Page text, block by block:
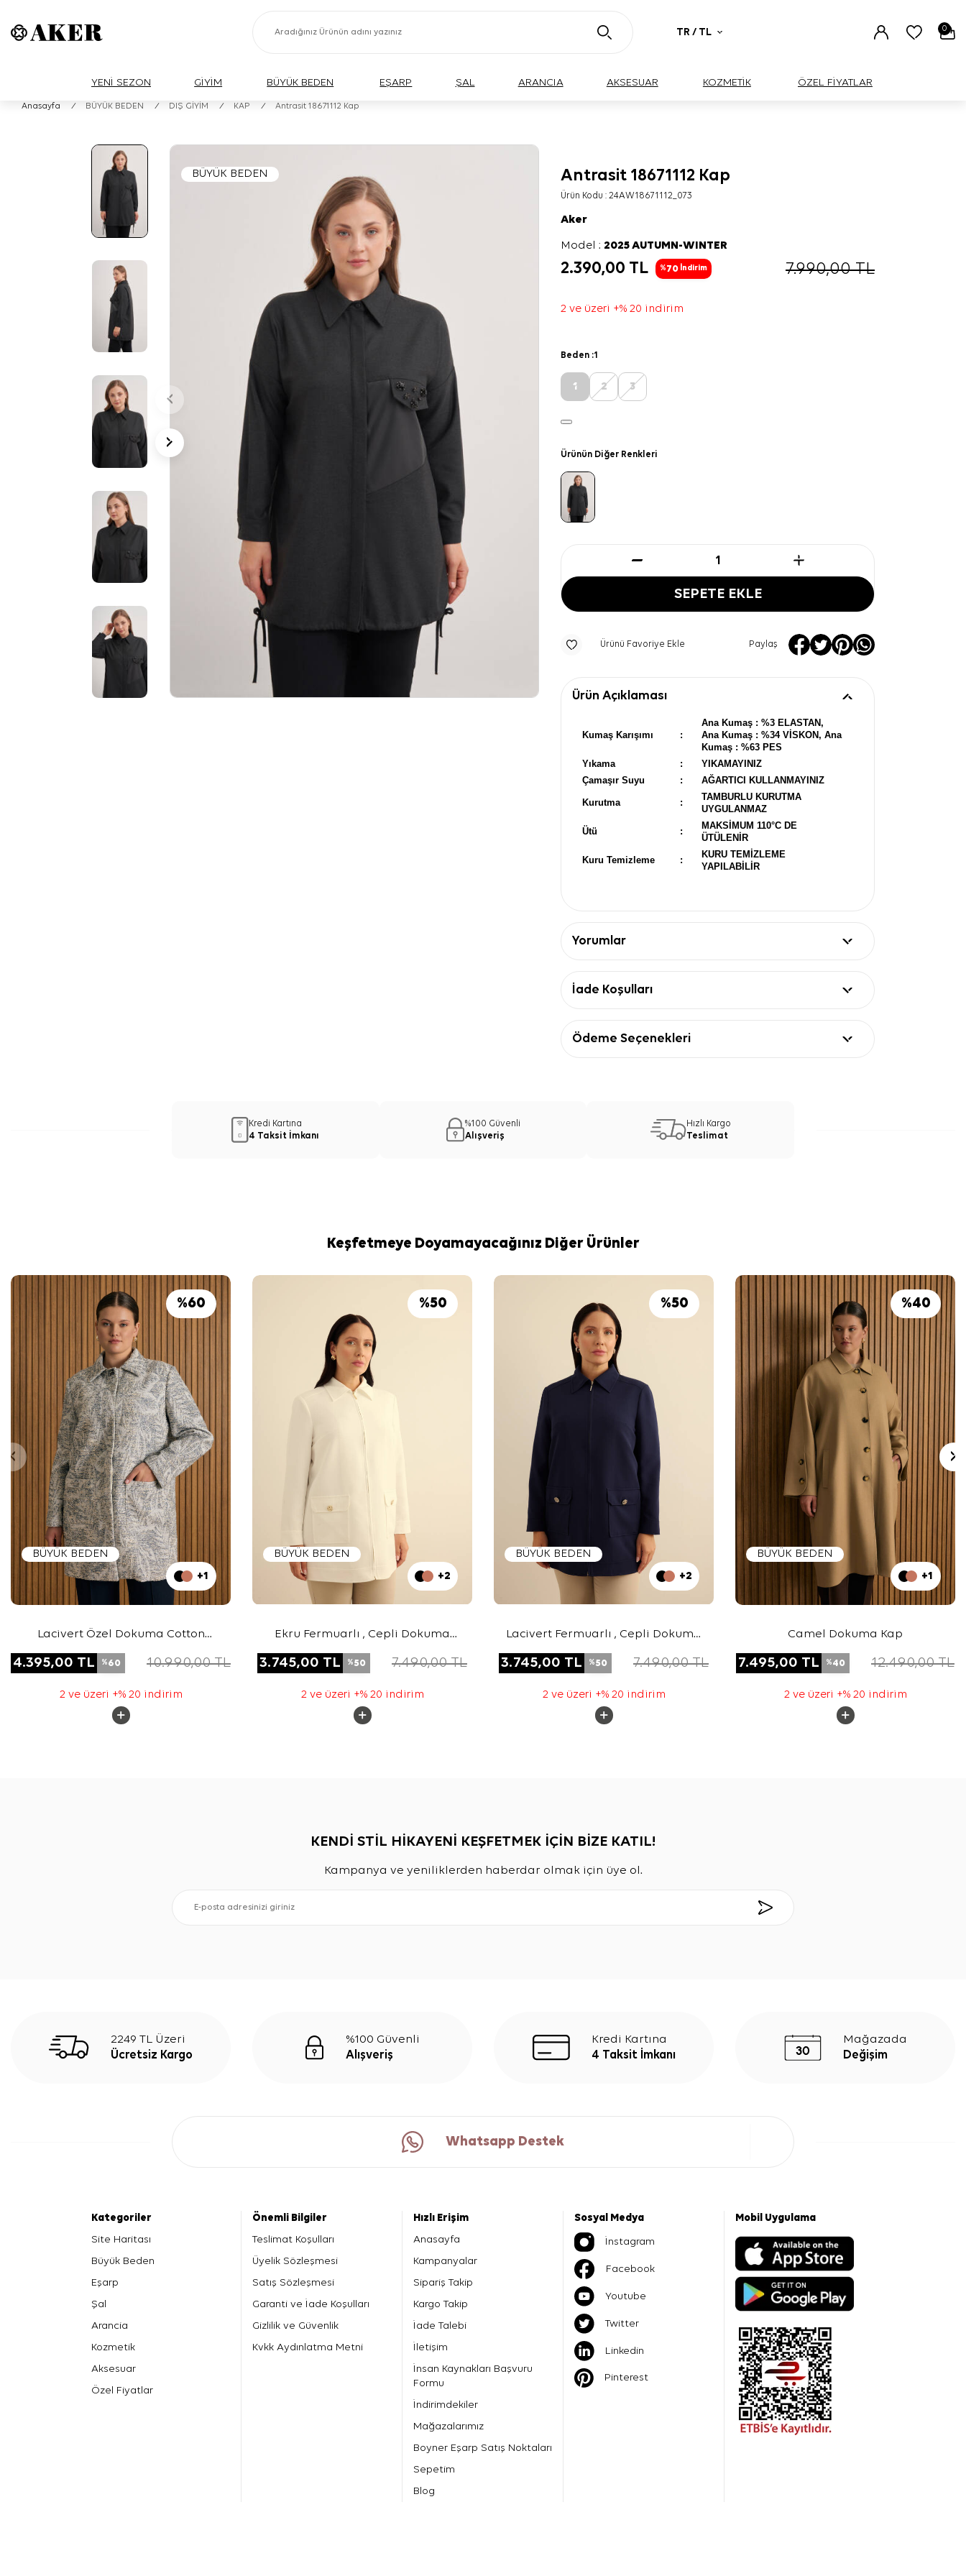
TR / TL 0
YENİ SEZON GİYİM BÜYÜK BEDEN EŞARP ŞAL ARANCIA AKSESUAR KOZMETİK ÖZEL FİYATLAR
Anasayfa / BÜYÜK BEDEN / DIŞ GİYİM / KAP / Antrasit 18671112 Kap
BÜYÜK BEDEN BÜYÜK BEDEN
Antrasit 18671112 Kap
Ürün Kodu :24AW18671112_073
Aker
Model :2025 AUTUMN-WINTER
2.390,00 TL %70 İndirim 7.990,00TL
2 ve üzeri +% 20 indirim
Beden :1
1 2 3
Ürünün Diğer Renkleri
SEPETE EKLE
Ürünü Favoriye Ekle Paylaş
Ürün Açıklaması
Kumaş Karışımı :
Ana Kumaş : %3 ELASTAN,
Ana Kumaş : %34 VİSKON, Ana
Kumaş : %63 PES
Yıkama
:
YIKAMAYINIZ
Çamaşır Suyu
: AĞARTICI KULLANMAYINIZ
Kurutma :
TAMBURLU KURUTMA
UYGULANMAZ
Ütü :
MAKSİMUM 110°C DE
ÜTÜLENİR
Kuru Temizleme :
KURU TEMİZLEME
YAPILABİLİR
Yorumlar
İade Koşulları
Ödeme Seçenekleri
Kredi Kartına
4 Taksit İmkanı
%100 Güvenli
Alışveriş
Hızlı Kargo
Teslimat
Keşfetmeye Doyamayacağınız Diğer Ürünler
BÜYÜK BEDEN
%60
+1
Lacivert Özel Dokuma Cotton
4.395,00 TL %60 10.990,00TL
2 ve üzeri +% 20 indirim
BÜYÜK BEDEN
%50
+2
Ekru Fermuarlı , Cepli Dokuma
3.745,00 TL %50 7.490,00TL
2 ve üzeri +% 20 indirim
BÜYÜK BEDEN
%50
+2
Lacivert Fermuarlı , Cepli Dokuma
3.745,00 TL %50 7.490,00TL
2 ve üzeri +% 20 indirim
BÜYÜK BEDEN
%40
+1
Camel Dokuma Kap
7.495,00 TL %40 12.490,00TL
2 ve üzeri +% 20 indirim
KENDİ STİL HİKAYENİ KEŞFETMEK İÇİN BİZE KATIL!
Kampanya ve yeniliklerden haberdar olmak için üye ol.
2249 TL Üzeri
Ücretsiz Kargo
%100 Güvenli
Alışveriş
Kredi Kartına
4 Taksit İmkanı
Mağazada
Değişim
Whatsapp Destek
Kategoriler
Site Haritası
Büyük Beden
Eşarp
Şal
Arancia
Kozmetik
Aksesuar
Özel Fiyatlar
Önemli Bilgiler
Teslimat Koşulları
Üyelik Sözleşmesi
Satış Sözleşmesi
Garanti ve İade Koşulları
Gizlilik ve Güvenlik
Kvkk Aydınlatma Metni
Hızlı Erişim
Anasayfa
Kampanyalar
Sipariş Takip
Kargo Takip
İade Talebi
İletişim
İnsan Kaynakları Başvuru
Formu
İndirimdekiler
Mağazalarımız
Boyner Eşarp Satış Noktaları
Sepetim
Blog
Sosyal Medya
İnstagram
Facebook
Youtube
Twitter
Linkedin
Pinterest
Mobil Uygulama